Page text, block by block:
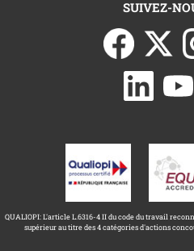
SUIVEZ-
QUALIOPI: L'article L.6316-4 II du code du travail
supérieur au titre des 4 catégories d'actions